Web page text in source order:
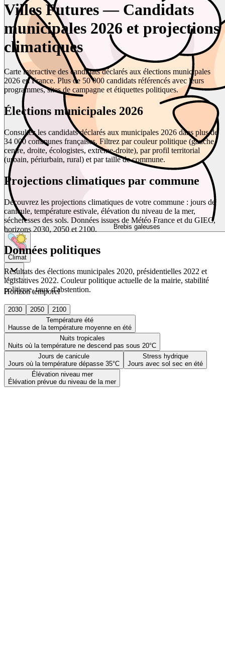
Brebis galeuses
Climat
Horizon temporel
2030 2050
2100
Température été
Hausse de la température moyenne en été
Nuits tropicales
Nuits où la température ne descend pas sous 20°C
Jours de canicule
Jours où la température dépasse 35°C
Stress hydrique
Jours avec sol sec en été
Élévation niveau mer
Élévation prévue du niveau de la mer
Villes Futures — Candidats
municipales 2026 et projections
climatiques
Carte interactive des candidats déclarés aux élections municipales
2026 en France. Plus de 50 000 candidats référencés avec leurs
programmes, sites de campagne et étiquettes politiques.
Élections municipales 2026
Consultez les candidats déclarés aux municipales 2026 dans plus de
34 000 communes françaises. Filtrez par couleur politique (gauche,
centre, droite, écologistes, extrême-droite), par profil territorial
(urbain, périurbain, rural) et par taille de commune.
Projections climatiques par commune
Découvrez les projections climatiques de votre commune : jours de
canicule, température estivale, élévation du niveau de la mer,
sécheresses des sols. Données issues de Météo France et du GIEC,
horizons 2030, 2050 et 2100.
Données politiques
Résultats des élections municipales 2020, présidentielles 2022 et
législatives 2022. Couleur politique actuelle de la mairie, stabilité
politique, taux d'abstention.